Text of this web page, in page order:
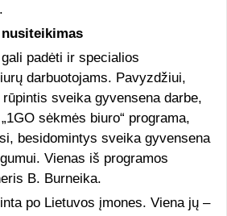
padėti ir specialios
darbuotojams. Pavyzdžiui,
sveika gyvensena darbe,
sėkmės biuro“ programa,
besidomintys sveika gyvensena
Vienas iš programos
B. Burneika.
po Lietuvos įmones. Viena jų –